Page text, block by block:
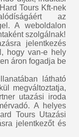
Tours Kft-nek
az
A weboldalon
szolgálnak!
jelentkezés
hogy van-e hely
áron fogadja be
látható
megváltoztatja,
utazási iroda
A helyes
Tours Utazási
jelentkezőt és